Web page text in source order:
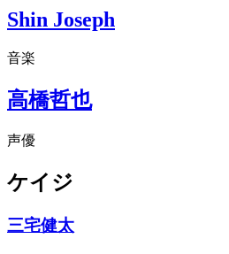
Shin Joseph
音楽
高橋哲也
声優
ケイジ
三宅健太